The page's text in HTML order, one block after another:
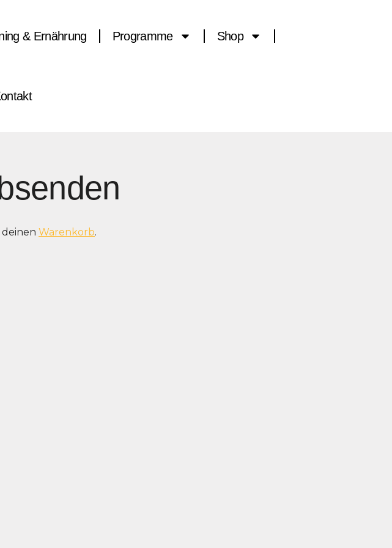
& Ernährung Programme Shop
Warenkorb.